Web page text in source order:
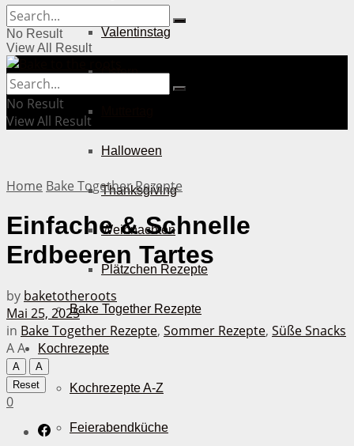
Valentinstag
Ostern
Halloween
Thanksgiving
Weihnachten
Plätzchen Rezepte
Bake Together Rezepte
Kochrezepte
Kochrezepte A-Z
Feierabendküche
No Result
View All Result
No Result
View All Result
Home Bake Together Rezepte
Einfache & Schnelle
Erdbeeren Tartes
by baketotheroots
Mai 25, 2025
in Bake Together Rezepte, Sommer Rezepte, Süße Snacks
AA
A
A
Reset
0